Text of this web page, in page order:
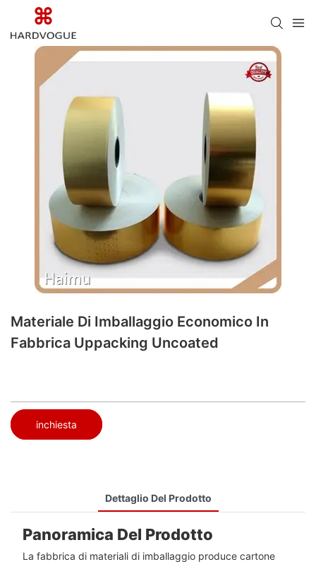
Materiale Di Imballaggio Economico In
Fabbrica Uppacking Uncoated
inchiesta
Dettaglio Del Prodotto
Panoramica Del Prodotto
La fabbrica di materiali di imballaggio produce cartone